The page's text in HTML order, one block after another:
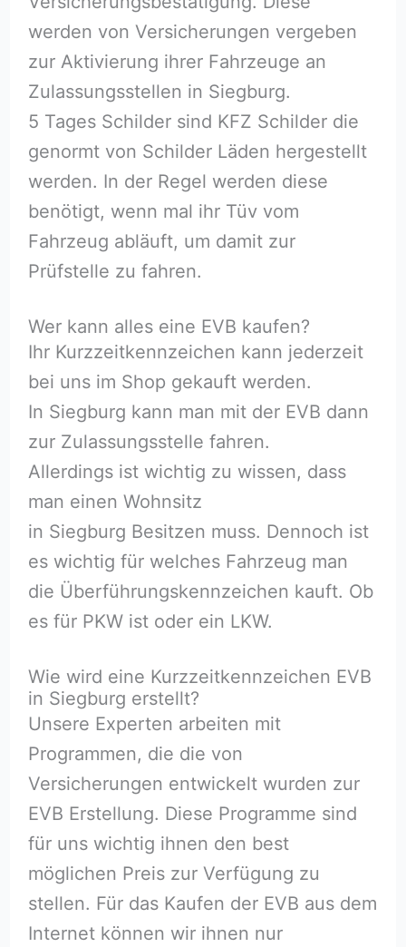
werden von Versicherungen vergeben
zur Aktivierung ihrer Fahrzeuge an
Zulassungsstellen in Siegburg.
5 Tages Schilder sind KFZ Schilder die
genormt von Schilder Läden hergestellt
werden. In der Regel werden diese
benötigt, wenn mal ihr Tüv vom
Fahrzeug abläuft, um damit zur
Prüfstelle zu fahren.
Wer kann alles eine EVB kaufen?
Ihr Kurzzeitkennzeichen kann jederzeit
bei uns im Shop gekauft werden.
In Siegburg kann man mit der EVB dann
zur Zulassungsstelle fahren.
Allerdings ist wichtig zu wissen, dass
man einen Wohnsitz
in Siegburg Besitzen muss. Dennoch ist
es wichtig für welches Fahrzeug man
die Überführungskennzeichen kauft. Ob
es für PKW ist oder ein LKW.
Wie wird eine Kurzzeitkennzeichen EVB
in Siegburg erstellt?
Unsere Experten arbeiten mit
Programmen, die die von
Versicherungen entwickelt wurden zur
EVB Erstellung. Diese Programme sind
für uns wichtig ihnen den best
möglichen Preis zur Verfügung zu
stellen. Für das Kaufen der EVB aus dem
Internet können wir ihnen nur